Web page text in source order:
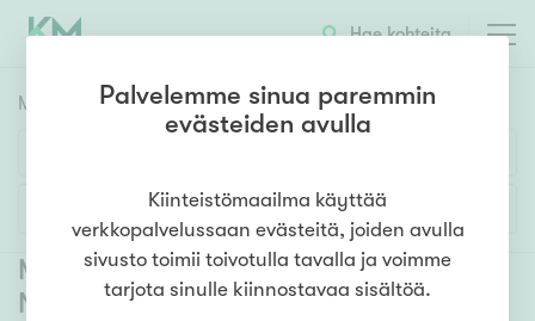
Hae kohteita
Myyntikohteet
1h 2h 3h 4h 5h+
Lisää hakuehtoja
Myytävät asunnot Tampere
Niemenranta (5)
Palvelemme sinua paremmin
evästeiden avulla
Kiinteistömaailma käyttää
verkkopalvelussaan evästeitä, joiden avulla
sivusto toimii toivotulla tavalla ja voimme
tarjota sinulle kiinnostavaa sisältöä.